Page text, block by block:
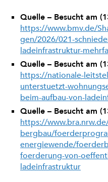
Quelle – Besucht am
https://www.bmv.de/
gen/2026/021-
ladeinfrastruktur-
Quelle – Besucht am
https://nationale-
unterstuetzt-
beim-aufbau-von-
Quelle – Besucht am
https://
bergbau/
energiewende/
foerderung-von-
ladeinfrastruktur